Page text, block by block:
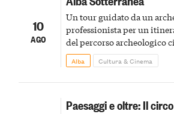
10
AGO
Un tour guidato da un
professionista per un
del percorso archeologico
Alba Cultura & Cinema
Paesaggi e oltre: Il